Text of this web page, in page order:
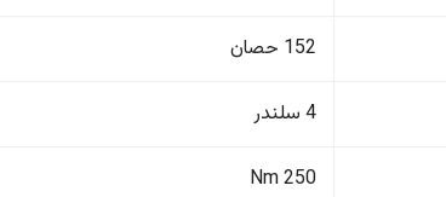
152 حصان
4 سلندر
250 Nm